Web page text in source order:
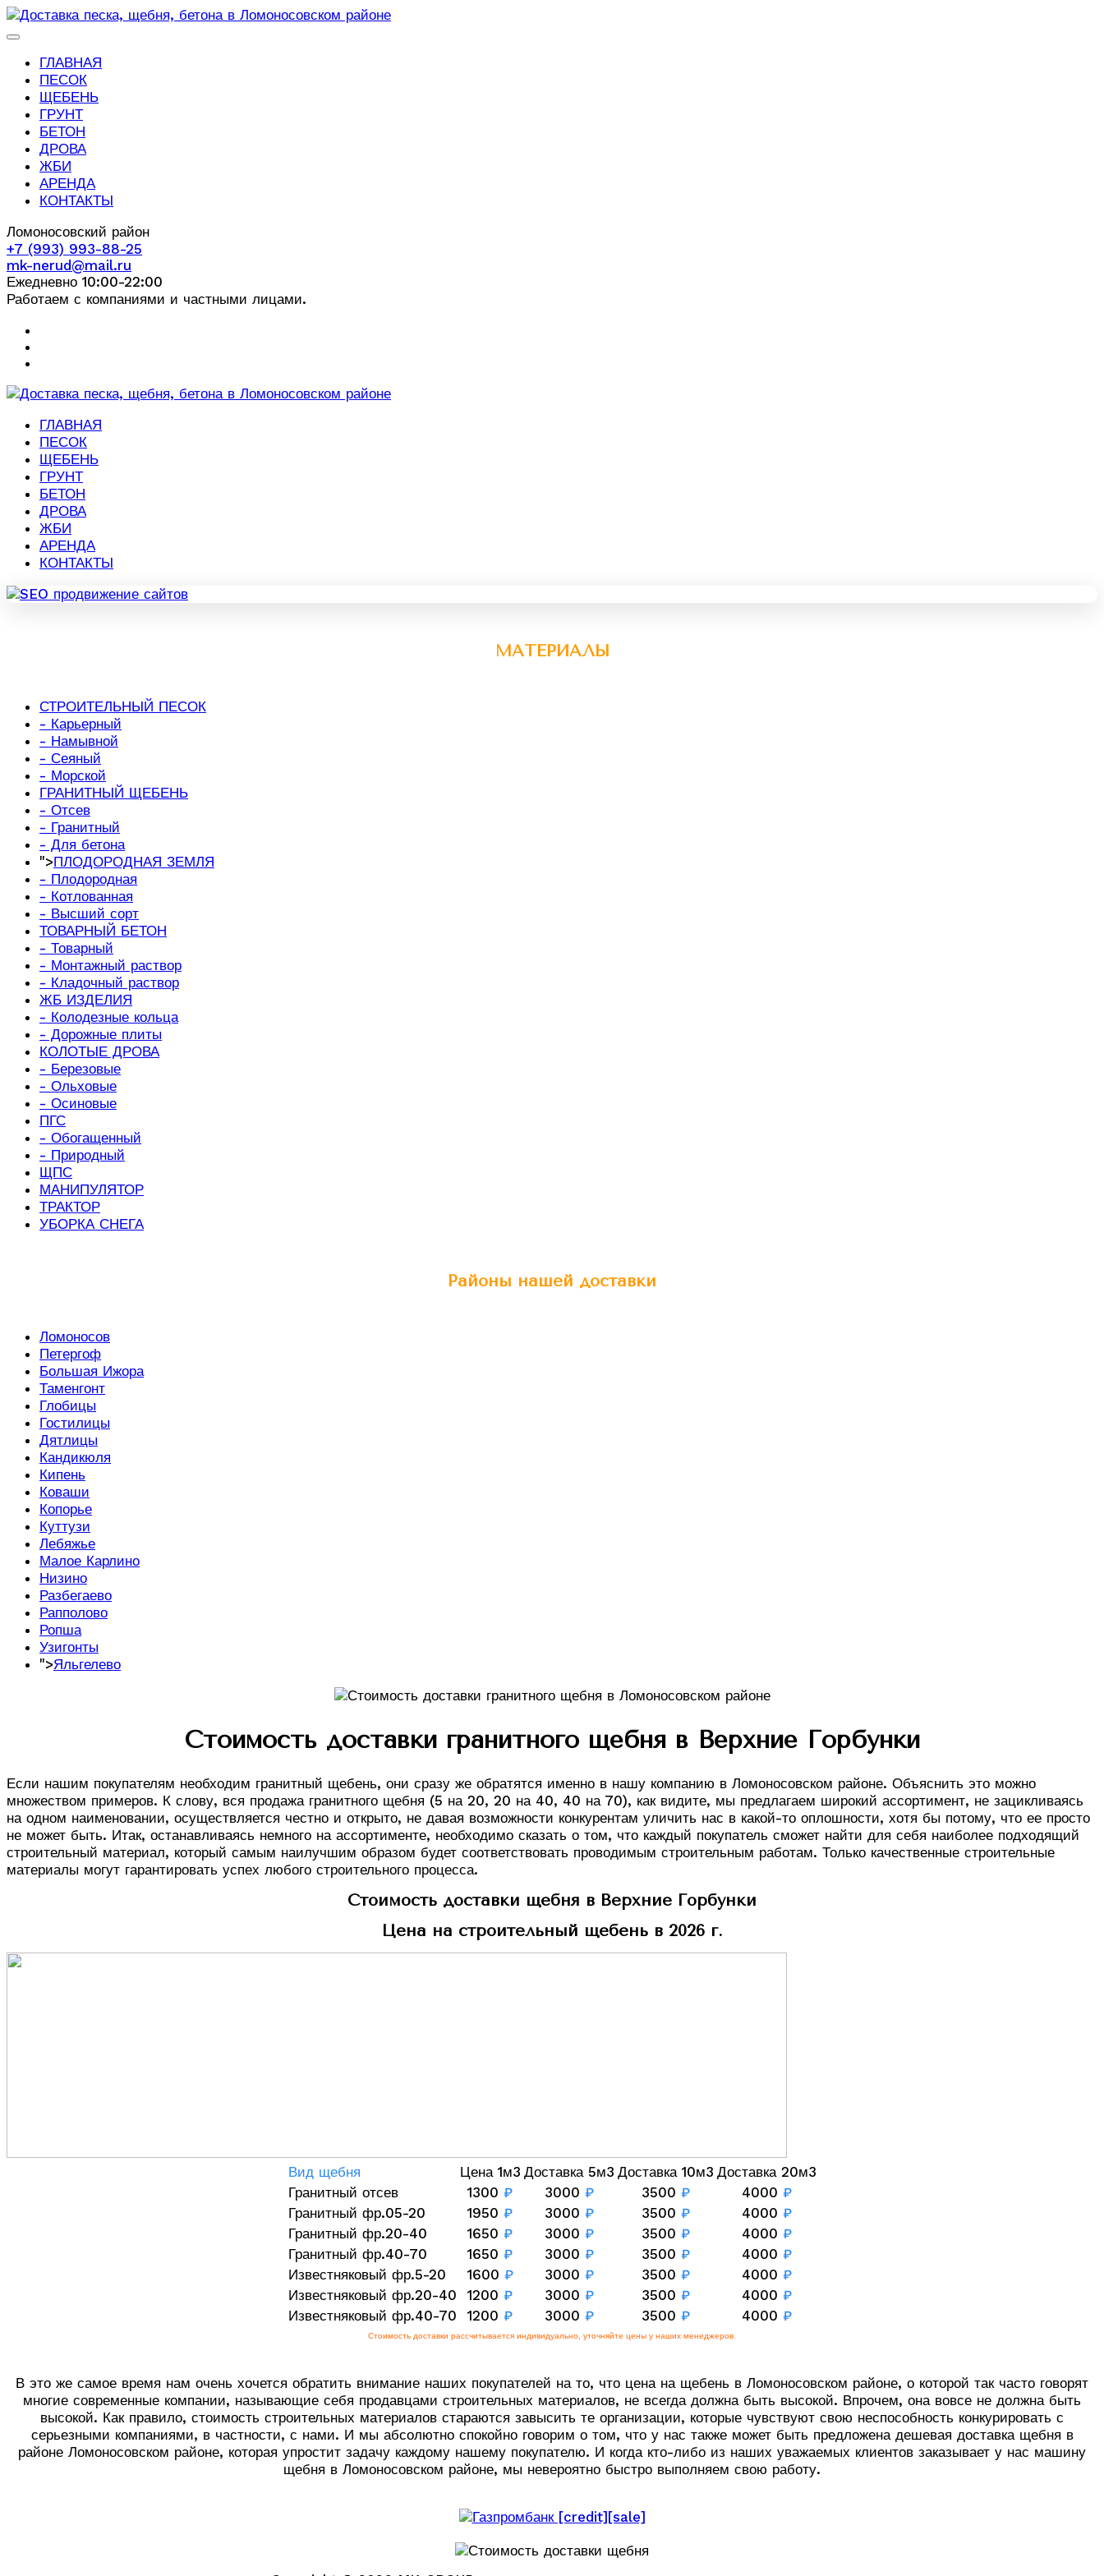
ГЛАВНАЯ
ПЕСОК
ЩЕБЕНЬ
ГРУНТ
БЕТОН
ДРОВА
ЖБИ
АРЕНДА
КОНТАКТЫ
Ломоносовский район
+7 (993) 993-88-25
mk-nerud@mail.ru
Ежедневно 10:00-22:00
Работаем с компаниями и частными лицами.
ГЛАВНАЯ
ПЕСОК
ЩЕБЕНЬ
ГРУНТ
БЕТОН
ДРОВА
ЖБИ
АРЕНДА
КОНТАКТЫ
МАТЕРИАЛЫ
СТРОИТЕЛЬНЫЙ ПЕСОК
- Карьерный
- Намывной
- Сеяный
- Морской
ГРАНИТНЫЙ ЩЕБЕНЬ
- Отсев
- Гранитный
- Для бетона
">ПЛОДОРОДНАЯ ЗЕМЛЯ
- Плодородная
- Котлованная
- Высший сорт
ТОВАРНЫЙ БЕТОН
- Товарный
- Монтажный раствор
- Кладочный раствор
ЖБ ИЗДЕЛИЯ
- Колодезные кольца
- Дорожные плиты
КОЛОТЫЕ ДРОВА
- Березовые
- Ольховые
- Осиновые
ПГС
- Обогащенный
- Природный
ЩПС
МАНИПУЛЯТОР
ТРАКТОР
УБОРКА СНЕГА
Районы нашей доставки
Ломоносов
Петергоф
Большая Ижора
Таменгонт
Глобицы
Гостилицы
Дятлицы
Кандикюля
Кипень
Коваши
Копорье
Куттузи
Лебяжье
Малое Карлино
Низино
Разбегаево
Рапполово
Ропша
Узигонты
">Яльгелево
Стоимость доставки гранитного щебня в Верхние Горбунки
Если нашим покупателям необходим гранитный щебень, они сразу же обратятся именно в нашу компанию в Ломоносовском районе. Объяснить это можно
множеством примеров. К слову, вся продажа гранитного щебня (5 на 20, 20 на 40, 40 на 70), как видите, мы предлагаем широкий ассортимент, не зацикливаясь
на одном наименовании, осуществляется честно и открыто, не давая возможности конкурентам уличить нас в какой-то оплошности, хотя бы потому, что ее просто
не может быть. Итак, останавливаясь немного на ассортименте, необходимо сказать о том, что каждый покупатель сможет найти для себя наиболее подходящий
строительный материал, который самым наилучшим образом будет соответствовать проводимым строительным работам. Только качественные строительные
материалы могут гарантировать успех любого строительного процесса.
Стоимость доставки щебня в Верхние Горбунки
Цена на строительный щебень в 2026 г.
Вид щебня Цена 1м3 Доставка 5м3 Доставка 10м3 Доставка 20м3
Гранитный отсев
1300 ₽ 3000 ₽ 3500 ₽ 4000 ₽
Гранитный фр.05-20
1950 ₽ 3000 ₽ 3500 ₽ 4000 ₽
Гранитный фр.20-40
1650 ₽ 3000 ₽ 3500 ₽ 4000 ₽
Гранитный фр.40-70
1650 ₽ 3000 ₽ 3500 ₽ 4000 ₽
Известняковый фр.5-20
1600 ₽ 3000 ₽ 3500 ₽ 4000 ₽
Известняковый фр.20-40
1200 ₽ 3000 ₽ 3500 ₽ 4000 ₽
Известняковый фр.40-70
1200 ₽ 3000 ₽ 3500 ₽ 4000 ₽
Стоимость доставки рассчитывается индивидуально, уточняйте цены у наших менеджеров.
В это же самое время нам очень хочется обратить внимание наших покупателей на то, что цена на щебень в Ломоносовском районе, о которой так часто говорят
многие современные компании, называющие себя продавцами строительных материалов, не всегда должна быть высокой. Впрочем, она вовсе не должна быть
высокой. Как правило, стоимость строительных материалов стараются завысить те организации, которые чувствуют свою неспособность конкурировать с
серьезными компаниями, в частности, с нами. И мы абсолютно спокойно говорим о том, что у нас также может быть предложена дешевая доставка щебня в
районе Ломоносовском районе, которая упростит задачу каждому нашему покупателю. И когда кто-либо из наших уважаемых клиентов заказывает у нас машину
щебня в Ломоносовском районе, мы невероятно быстро выполняем свою работу.